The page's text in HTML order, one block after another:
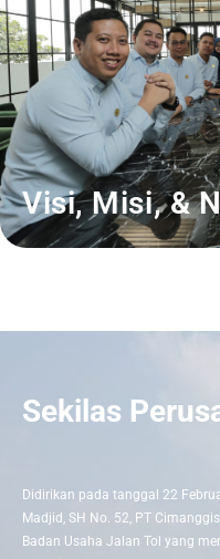
Visi, Misi, &
Sekilas
Didirikan pada tanggal 22
Madjid, SH No. 52, PT
Badan Usaha Jalan Tol yang